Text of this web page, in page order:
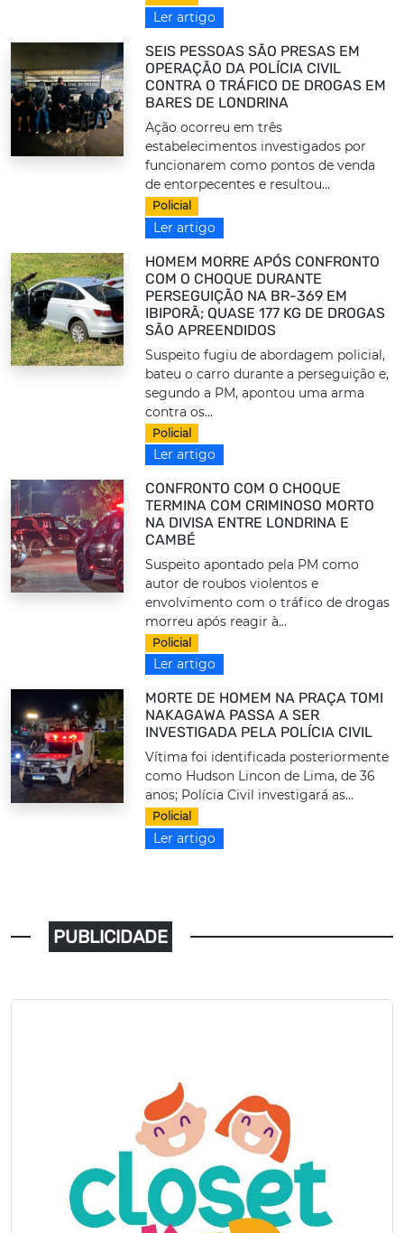
Ler artigo
SEIS PESSOAS SÃO PRESAS EM
OPERAÇÃO DA POLÍCIA CIVIL
CONTRA O TRÁFICO DE DROGAS EM
BARES DE LONDRINA
Ação ocorreu em três
estabelecimentos investigados por
funcionarem como pontos de venda
de entorpecentes e resultou...
Policial
Ler artigo
HOMEM MORRE APÓS CONFRONTO
COM O CHOQUE DURANTE
PERSEGUIÇÃO NA BR-369 EM
IBIPORÃ; QUASE 177 KG DE DROGAS
SÃO APREENDIDOS
Suspeito fugiu de abordagem policial,
bateu o carro durante a perseguição e,
segundo a PM, apontou uma arma
contra os...
Policial
Ler artigo
CONFRONTO COM O CHOQUE
TERMINA COM CRIMINOSO MORTO
NA DIVISA ENTRE LONDRINA E
CAMBÉ
Suspeito apontado pela PM como
autor de roubos violentos e
envolvimento com o tráfico de drogas
morreu após reagir à...
Policial
Ler artigo
MORTE DE HOMEM NA PRAÇA TOMI
NAKAGAWA PASSA A SER
INVESTIGADA PELA POLÍCIA CIVIL
Vítima foi identificada posteriormente
como Hudson Lincon de Lima, de 36
anos; Polícia Civil investigará as...
Policial
Ler artigo
PUBLICIDADE